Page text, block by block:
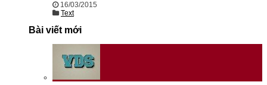
16/03/2015
Text
Bài viết mới